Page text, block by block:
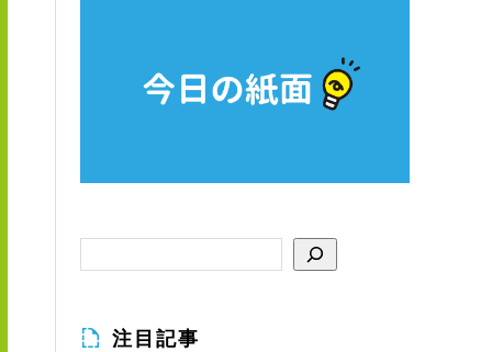
注目記事